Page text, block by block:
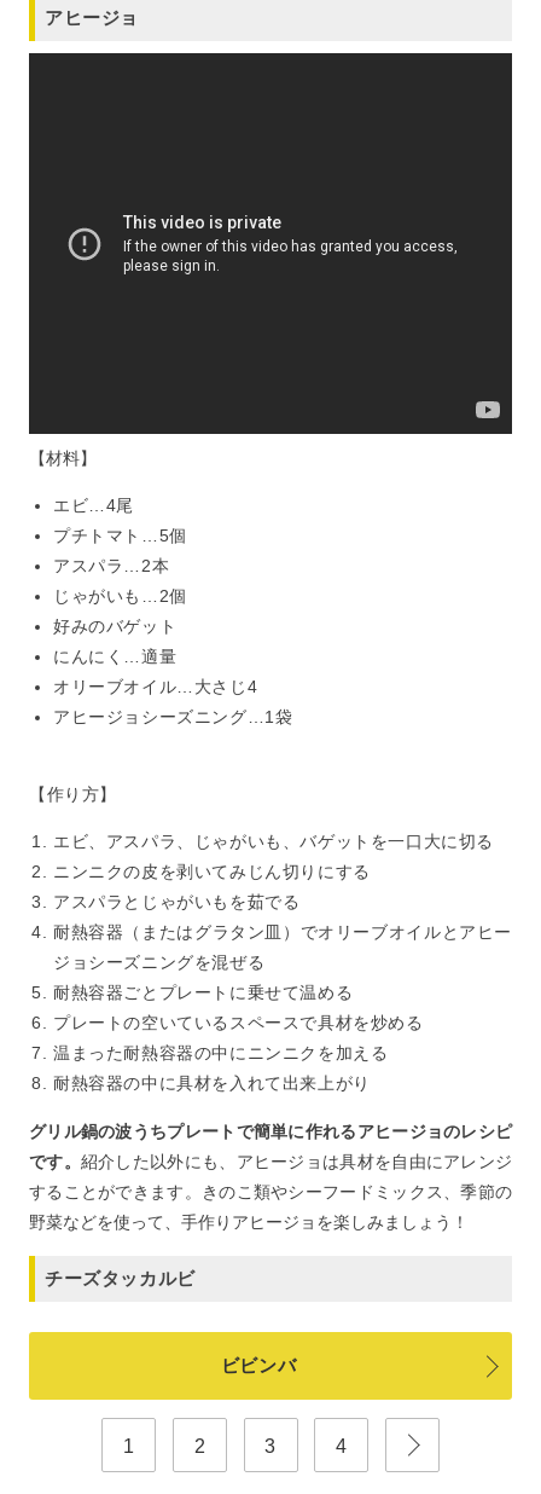
アヒージョ
【材料】
エビ…4尾
プチトマト…5個
アスパラ…2本
じゃがいも…2個
好みのバゲット
にんにく…適量
オリーブオイル…大さじ4
アヒージョシーズニング…1袋
【作り方】
エビ、アスパラ、じゃがいも、バゲットを一口大に切る
ニンニクの皮を剥いてみじん切りにする
アスパラとじゃがいもを茹でる
耐熱容器（またはグラタン皿）でオリーブオイルとアヒー
ジョシーズニングを混ぜる
耐熱容器ごとプレートに乗せて温める
プレートの空いているスペースで具材を炒める
温まった耐熱容器の中にニンニクを加える
耐熱容器の中に具材を入れて出来上がり
グリル鍋の波うちプレートで簡単に作れるアヒージョのレシピ
です。 紹介した以外にも、アヒージョは具材を自由にアレンジ
することができます。きのこ類やシーフードミックス、季節の
野菜などを使って、手作りアヒージョを楽しみましょう！
チーズタッカルビ
ビビンバ
1 2 3 4